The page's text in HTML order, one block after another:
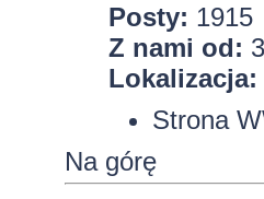
Posty: 1915
Z nami od:
Lokalizacja:
Strona
Na górę